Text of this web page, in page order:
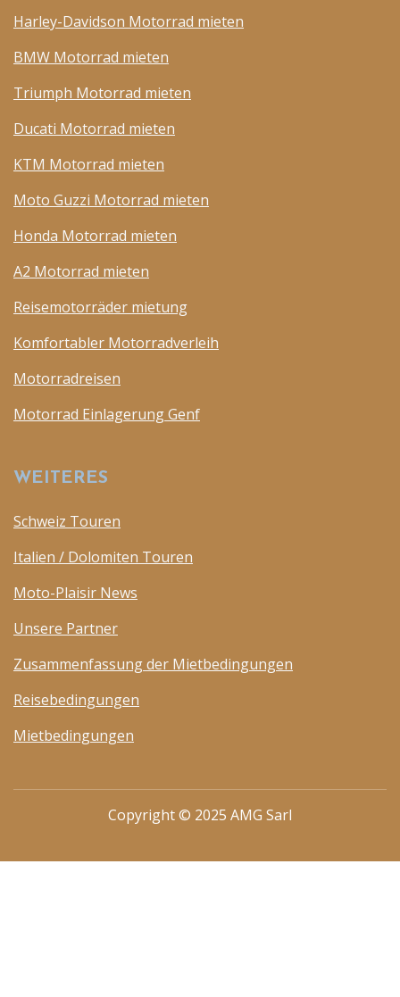
Harley-Davidson Motorrad mieten
BMW Motorrad mieten
Triumph Motorrad mieten
Ducati Motorrad mieten
KTM Motorrad mieten
Moto Guzzi Motorrad mieten
Honda Motorrad mieten
A2 Motorrad mieten
Reisemotorräder mietung
Komfortabler Motorradverleih
Motorradreisen
Motorrad Einlagerung Genf
WEITERES
Schweiz Touren
Italien / Dolomiten Touren
Moto-Plaisir News
Unsere Partner
Zusammenfassung der Mietbedingungen
Reisebedingungen
Mietbedingungen
Copyright © 2025 AMG Sarl